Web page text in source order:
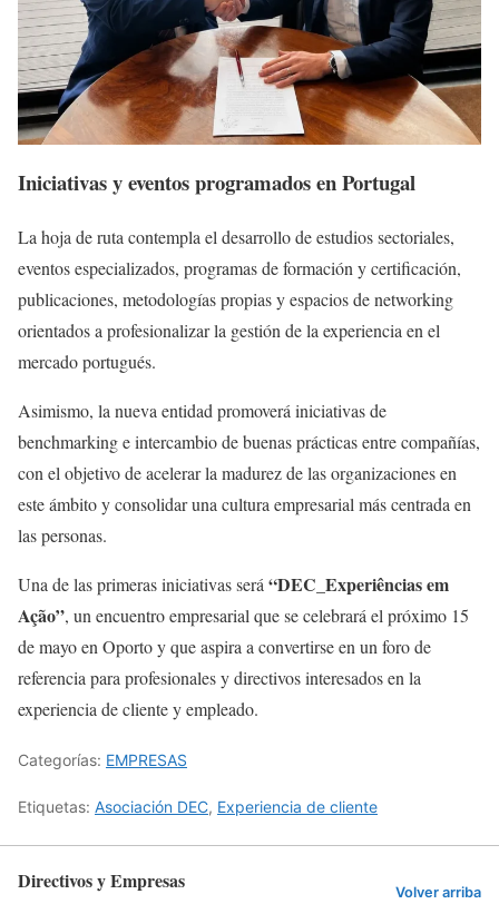
Iniciativas y eventos programados en Portugal
La hoja de ruta contempla el desarrollo de estudios sectoriales,
eventos especializados, programas de formación y certificación,
publicaciones, metodologías propias y espacios de networking
orientados a profesionalizar la gestión de la experiencia en el
mercado portugués.
Asimismo, la nueva entidad promoverá iniciativas de
benchmarking e intercambio de buenas prácticas entre compañías,
con el objetivo de acelerar la madurez de las organizaciones en
este ámbito y consolidar una cultura empresarial más centrada en
las personas.
Una de las primeras iniciativas será “DEC_Experiências em
Ação”, un encuentro empresarial que se celebrará el próximo 15
de mayo en Oporto y que aspira a convertirse en un foro de
referencia para profesionales y directivos interesados en la
experiencia de cliente y empleado.
Categorías: EMPRESAS
Etiquetas: Asociación DEC, Experiencia de cliente
Directivos y Empresas Volver arriba